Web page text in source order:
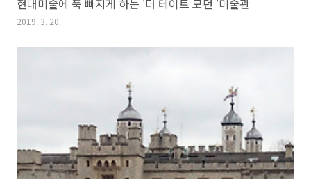
현대미술에 푹 빠지게 하는 '더 테이트 모던 '미술관
2019. 3. 20.